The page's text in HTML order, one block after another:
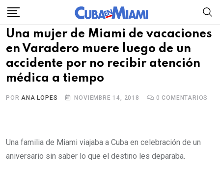
Skip
content
Una mujer de Miami de vacaciones
en Varadero muere luego de un
accidente por no recibir atención
médica a tiempo
PORANA LOPES NOVIEMBRE 14, 2018 0 COMENTARIOS
Una familia de Miami viajaba a Cuba en celebración de un
aniversario sin saber lo que el destino les deparaba.